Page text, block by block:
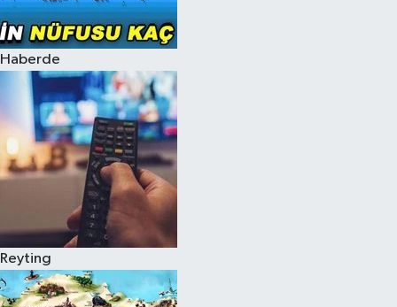
Haberde
Reyting